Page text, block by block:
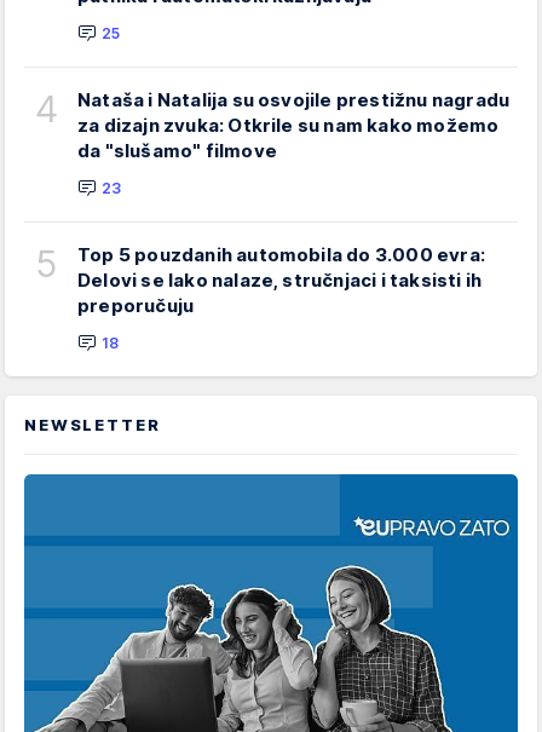
25
4
Nataša i Natalija su osvojile prestižnu nagradu
za dizajn zvuka: Otkrile su nam kako možemo
da "slušamo" filmove
23
5
Top 5 pouzdanih automobila do 3.000 evra:
Delovi se lako nalaze, stručnjaci i taksisti ih
preporučuju
18
NEWSLETTER